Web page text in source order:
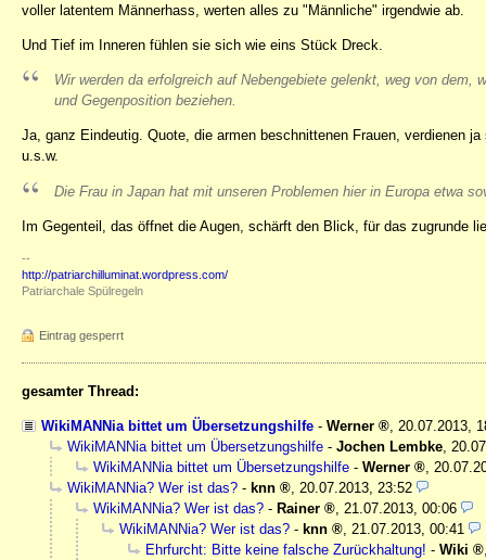
voller latentem Männerhass, werten alles zu "Männliche" irgendwie ab.
Und Tief im Inneren fühlen sie sich wie eins Stück Dreck.
Wir werden da erfolgreich auf Nebengebiete gelenkt, weg von
und Gegenposition beziehen.
Ja, ganz Eindeutig. Quote, die armen beschnittenen Frauen, verdienen
u.s.w.
Die Frau in Japan hat mit unseren Problemen hier in Europa etwa
Im Gegenteil, das öffnet die Augen, schärft den Blick, für das zugrunde
--
http://patriarchilluminat.wordpress.com/
Patriarchale Spülregeln
Eintrag gesperrt
gesamter Thread:
WikiMANNia bittet um Übersetzungshilfe - Werner
20.07.2013,
WikiMANNia bittet um Übersetzungshilfe - Jochen Lembke
WikiMANNia bittet um Übersetzungshilfe - Werner
WikiMANNia? Wer ist das? - knn
20.07.2013, 23:52
WikiMANNia? Wer ist das? - Rainer
21.07.2013, 00:06
WikiMANNia? Wer ist das? - knn
21.07.2013, 00:41
Ehrfurcht: Bitte keine falsche Zurückhaltung! - Wiki